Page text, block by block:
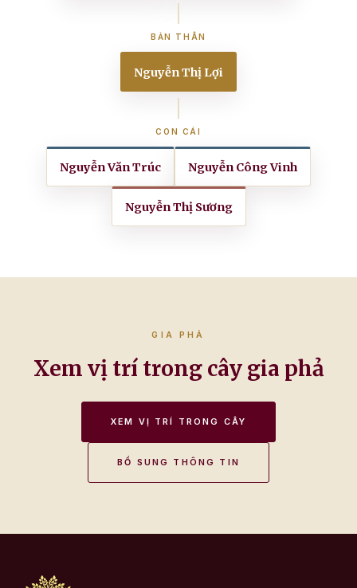
BẢN THÂN
Nguyễn Thị Lợi
CON CÁI
Nguyễn Văn Trúc Nguyễn Công Vinh
Nguyễn Thị Sương
GIA PHẢ
Xem vị trí trong cây gia phả
XEM VỊ TRÍ TRONG CÂY
BỔ SUNG THÔNG TIN